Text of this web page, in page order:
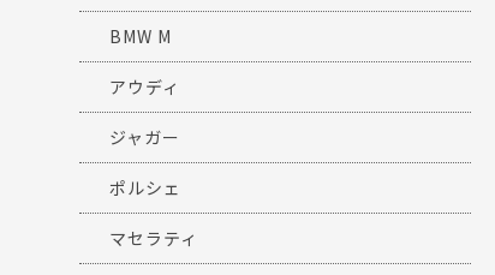
BMW M
アウディ
ジャガー
ポルシェ
マセラティ